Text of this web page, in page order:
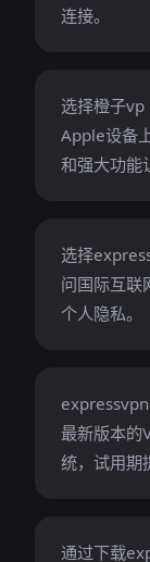
连接。
选择橙子vp
Apple设备
和强大功能
选择
问国际互联
个人隐私。
最新版本的
统，试用期
通过下载